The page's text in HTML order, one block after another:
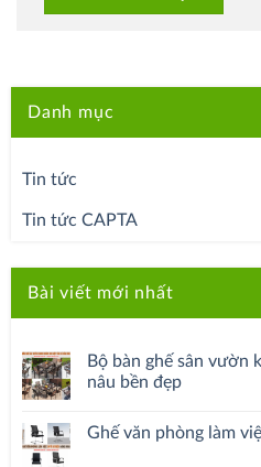
Danh mục
Tin tức
Tin tức CAPTA
Bài viết mới nhất
Bộ bàn ghế sân vườn
nâu bền đẹp
Ghế văn phòng làm